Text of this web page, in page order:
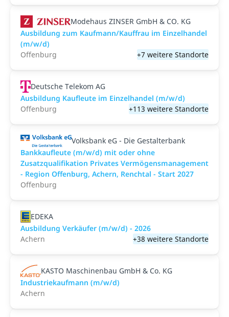
Modehaus ZINSER GmbH & CO. KG
Ausbildung zum Kaufmann/Kauffrau im Einzelhandel
(m/w/d)
Offenburg
+7 weitere Standorte
Deutsche Telekom AG
Ausbildung Kaufleute im Einzelhandel (m/w/d)
Offenburg
+113 weitere Standorte
Volksbank eG - Die Gestalterbank
Bankkaufleute (m/w/d) mit oder ohne
Zusatzqualifikation Privates Vermögensmanagement
- Region Offenburg, Achern, Renchtal - Start 2027
Offenburg
EDEKA
Ausbildung Verkäufer (m/w/d) - 2026
Achern
+38 weitere Standorte
KASTO Maschinenbau GmbH & Co. KG
Industriekaufmann (m/w/d)
Achern